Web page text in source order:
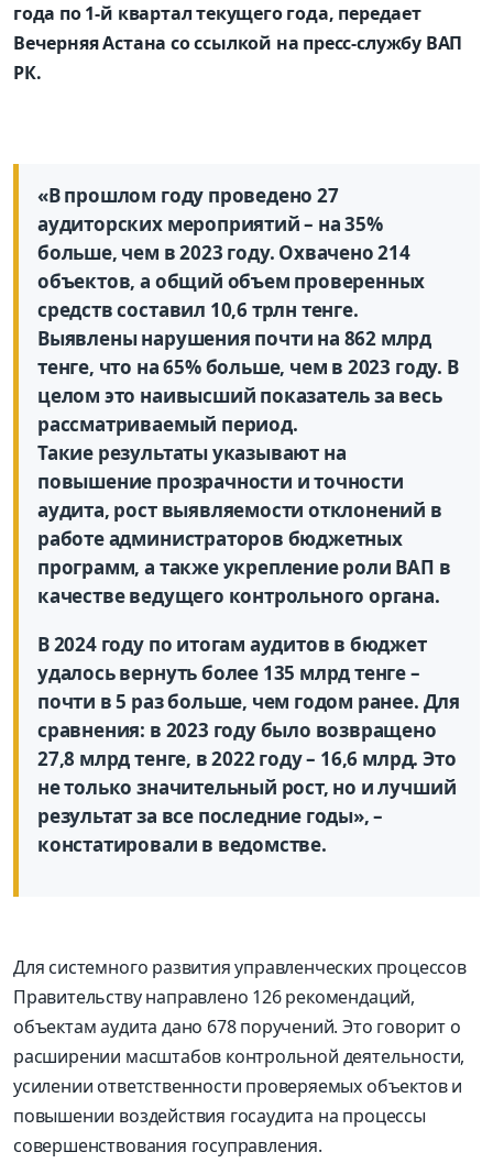
года по 1-й квартал текущего года, передает
Вечерняя Астана со ссылкой на пресс-службу ВАП
РК.
«В прошлом году проведено 27
аудиторских мероприятий – на 35%
больше, чем в 2023 году. Охвачено 214
объектов, а общий объем проверенных
средств составил 10,6 трлн тенге.
Выявлены нарушения почти на 862 млрд
тенге, что на 65% больше, чем в 2023 году. В
целом это наивысший показатель за весь
рассматриваемый период.
Такие результаты указывают на
повышение прозрачности и точности
аудита, рост выявляемости отклонений в
работе администраторов бюджетных
программ, а также укрепление роли ВАП в
качестве ведущего контрольного органа.
В 2024 году по итогам аудитов в бюджет
удалось вернуть более 135 млрд тенге –
почти в 5 раз больше, чем годом ранее. Для
сравнения: в 2023 году было возвращено
27,8 млрд тенге, в 2022 году – 16,6 млрд. Это
не только значительный рост, но и лучший
результат за все последние годы», –
констатировали в ведомстве.
Для системного развития управленческих процессов
Правительству направлено 126 рекомендаций,
объектам аудита дано 678 поручений. Это говорит о
расширении масштабов контрольной деятельности,
усилении ответственности проверяемых объектов и
повышении воздействия госаудита на процессы
совершенствования госуправления.